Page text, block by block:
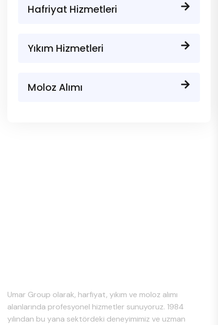
Hafriyat Hizmetleri
Yıkım Hizmetleri
Moloz Alımı
Umar Group olarak, harfiyat, yıkım ve moloz alımı
alanlarında profesyonel hizmetler sunuyoruz. 1984
yılından bu yana sektördeki deneyimimiz ve uzman